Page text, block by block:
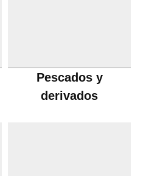
Pescados y
derivados